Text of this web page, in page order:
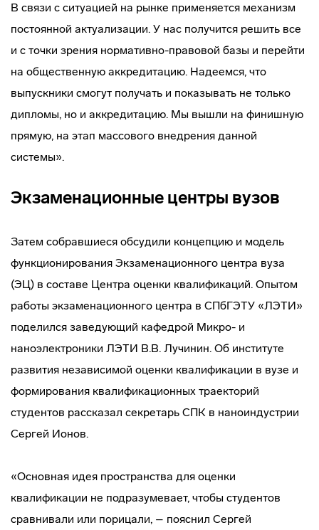
В связи с ситуацией на рынке применяется механизм
постоянной актуализации. У нас получится решить все
и с точки зрения нормативно-правовой базы и перейти
на общественную аккредитацию. Надеемся, что
выпускники смогут получать и показывать не только
дипломы, но и аккредитацию. Мы вышли на финишную
прямую, на этап массового внедрения данной
системы».
Экзаменационные центры вузов
Затем собравшиеся обсудили концепцию и модель
функционирования Экзаменационного центра вуза
(ЭЦ) в составе Центра оценки квалификаций. Опытом
работы экзаменационного центра в СПбГЭТУ «ЛЭТИ»
поделился заведующий кафедрой Микро- и
наноэлектроники ЛЭТИ В.В. Лучинин. Об институте
развития независимой оценки квалификации в вузе и
формирования квалификационных траекторий
студентов рассказал секретарь СПК в наноиндустрии
Сергей Ионов.
«Основная идея пространства для оценки
квалификации не подразумевает, чтобы студентов
сравнивали или порицали, – пояснил Сергей